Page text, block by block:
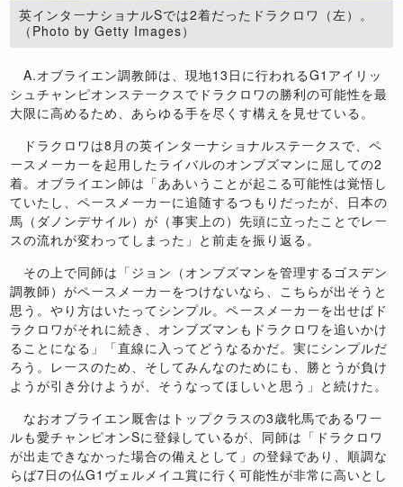
英インターナショナルSでは2着だったドラクロワ（左）。
（Photo by Getty Images）
A.オブライエン調教師は、現地13日に行われるG1アイリッ
シュチャンピオンステークスでドラクロワの勝利の可能性を最
大限に高めるため、あらゆる手を尽くす構えを見せている。
ドラクロワは8月の英インターナショナルステークスで、ペ
ースメーカーを起用したライバルのオンブズマンに屈しての2
着。オブライエン師は「ああいうことが起こる可能性は覚悟し
ていたし、ペースメーカーに追随するつもりだったが、日本の
馬（ダノンデサイル）が（事実上の）先頭に立ったことでレー
スの流れが変わってしまった」と前走を振り返る。
その上で同師は「ジョン（オンブズマンを管理するゴスデン
調教師）がペースメーカーをつけないなら、こちらが出そうと
思う。やり方はいたってシンプル。ペースメーカーを出せばド
ラクロワがそれに続き、オンブズマンもドラクロワを追いかけ
ることになる」「直線に入ってどうなるかだ。実にシンプルだ
ろう。レースのため、そしてみんなのためにも、勝とうが負け
ようが引き分けようが、そうなってほしいと思う」と続けた。
なおオブライエン厩舎はトップクラスの3歳牝馬であるワー
ルも愛チャンピオンSに登録しているが、同師は「ドラクロワ
が出走できなかった場合の備えとして」の登録であり、順調な
らば7日の仏G1ヴェルメイユ賞に行く可能性が非常に高いとし